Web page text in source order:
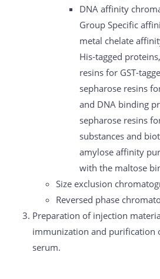
DNA affinity
Group Specific
metal chelate
His-tagged
resins for GST-
sepharose resins
and DNA binding
sepharose resins
substances and
amylose affinity
with the maltose
Size exclusion
Reversed phase
Preparation of injection
immunization and purification
serum.